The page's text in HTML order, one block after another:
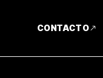
CONTACTO